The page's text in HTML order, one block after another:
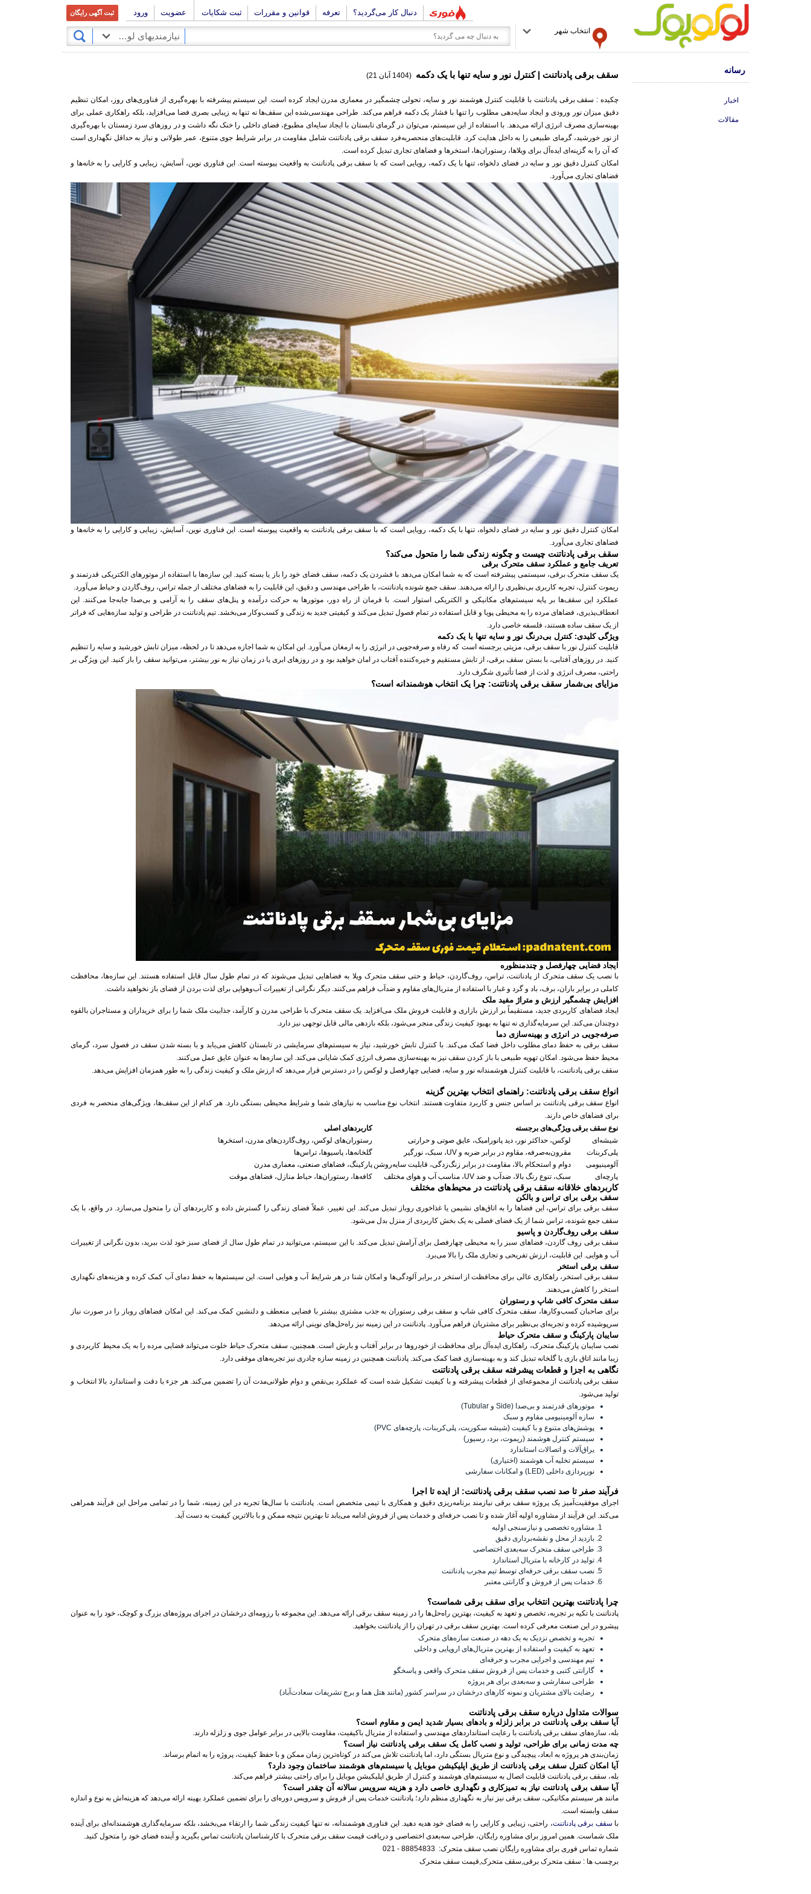
دنبال کار می‌گردید؟ تعرفه قوانین و مقررات ثبت شکایات عضویت ورود ثبت آگهی رایگان
انتخاب شهر
نیازمندیهای لوکوپوک
سقف برقی پادناتنت | کنترل نور و سایه تنها با یک دکمه (1404 آبان 21)
چکیده : سقف برقی پادناتنت با قابلیت کنترل هوشمند نور و سایه، تحولی چشمگیر در معماری مدرن ایجاد کرده است. این سیستم پیشرفته با بهره‌گیری از فناوری‌های روز، امکان تنظیم
دقیق میزان نور ورودی و ایجاد سایه‌دهی مطلوب را تنها با فشار یک دکمه فراهم می‌کند. طراحی مهندسی‌شده این سقف‌ها نه تنها به زیبایی بصری فضا می‌افزاید، بلکه راهکاری عملی برای
بهینه‌سازی مصرف انرژی ارائه می‌دهد. با استفاده از این سیستم، می‌توان در گرمای تابستان با ایجاد سایه‌ای مطبوع، فضای داخلی را خنک نگه داشت و در روزهای سرد زمستان با بهره‌گیری
از نور خورشید، گرمای طبیعی را به داخل هدایت کرد. قابلیت‌های منحصربه‌فرد سقف برقی پادناتنت شامل مقاومت در برابر شرایط جوی متنوع، عمر طولانی و نیاز به حداقل نگهداری است
که آن را به گزینه‌ای ایده‌آل برای ویلاها، رستوران‌ها، استخرها و فضاهای تجاری تبدیل کرده است.
امکان کنترل دقیق نور و سایه در فضای دلخواه، تنها با یک دکمه، رویایی است که با سقف برقی پادناتنت به واقعیت پیوسته است. این فناوری نوین، آسایش، زیبایی و کارایی را به خانه‌ها و
فضاهای تجاری می‌آورد.
امکان کنترل دقیق نور و سایه در فضای دلخواه، تنها با یک دکمه، رویایی است که با سقف برقی پادناتنت به واقعیت پیوسته است. این فناوری نوین، آسایش، زیبایی و کارایی را به خانه‌ها و
فضاهای تجاری می‌آورد.
سقف برقی پادناتنت چیست و چگونه زندگی شما را متحول می‌کند؟
تعریف جامع و عملکرد سقف متحرک برقی
یک سقف متحرک برقی، سیستمی پیشرفته است که به شما امکان می‌دهد با فشردن یک دکمه، سقف فضای خود را باز یا بسته کنید. این سازه‌ها با استفاده از موتورهای الکتریکی قدرتمند و
ریموت کنترل، تجربه کاربری بی‌نظیری را ارائه می‌دهند. سقف جمع شونده پادناتنت، با طراحی مهندسی و دقیق، این قابلیت را به فضاهای مختلف از جمله تراس، روف‌گاردن و حیاط می‌آورد.
عملکرد این سقف‌ها بر پایه سیستم‌های مکانیکی و الکتریکی استوار است. با فرمان از راه دور، موتورها به حرکت درآمده و پنل‌های سقف را به آرامی و بی‌صدا جابه‌جا می‌کنند. این
انعطاف‌پذیری، فضاهای مرده را به محیطی پویا و قابل استفاده در تمام فصول تبدیل می‌کند و کیفیتی جدید به زندگی و کسب‌وکار می‌بخشد. تیم پادناتنت در طراحی و تولید سازه‌هایی که فراتر
از یک سقف ساده هستند، فلسفه خاصی دارد.
ویژگی کلیدی: کنترل بی‌درنگ نور و سایه تنها با یک دکمه
قابلیت کنترل نور با سقف برقی، مزیتی برجسته است که رفاه و صرفه‌جویی در انرژی را به ارمغان می‌آورد. این امکان به شما اجازه می‌دهد تا در لحظه، میزان تابش خورشید و سایه را تنظیم
کنید. در روزهای آفتابی، با بستن سقف برقی، از تابش مستقیم و خیره‌کننده آفتاب در امان خواهید بود و در روزهای ابری یا در زمان نیاز به نور بیشتر، می‌توانید سقف را باز کنید. این ویژگی بر
راحتی، مصرف انرژی و لذت از فضا تأثیری شگرف دارد.
مزایای بی‌شمار سقف برقی پادناتنت: چرا یک انتخاب هوشمندانه است؟
ایجاد فضایی چهارفصل و چندمنظوره
با نصب یک سقف متحرک از پادناتنت، تراس، روف‌گاردن، حیاط و حتی سقف متحرک ویلا به فضاهایی تبدیل می‌شوند که در تمام طول سال قابل استفاده هستند. این سازه‌ها، محافظت
کاملی در برابر باران، برف، باد و گرد و غبار با استفاده از متریال‌های مقاوم و ضدآب فراهم می‌کنند. دیگر نگرانی از تغییرات آب‌وهوایی برای لذت بردن از فضای باز نخواهید داشت.
افزایش چشمگیر ارزش و متراژ مفید ملک
ایجاد فضاهای کاربردی جدید، مستقیماً بر ارزش بازاری و قابلیت فروش ملک می‌افزاید. یک سقف متحرک با طراحی مدرن و کارآمد، جذابیت ملک شما را برای خریداران و مستاجران بالقوه
دوچندان می‌کند. این سرمایه‌گذاری نه تنها به بهبود کیفیت زندگی منجر می‌شود، بلکه بازدهی مالی قابل توجهی نیز دارد.
صرفه‌جویی در انرژی و بهینه‌سازی دما
سقف برقی به حفظ دمای مطلوب داخل فضا کمک می‌کند. با کنترل تابش خورشید، نیاز به سیستم‌های سرمایشی در تابستان کاهش می‌یابد و با بسته شدن سقف در فصول سرد، گرمای
محیط حفظ می‌شود. امکان تهویه طبیعی با باز کردن سقف نیز به بهینه‌سازی مصرف انرژی کمک شایانی می‌کند. این سازه‌ها به عنوان عایق عمل می‌کنند.
سقف برقی پادناتنت، با قابلیت کنترل هوشمندانه نور و سایه، فضایی چهارفصل و لوکس را در دسترس قرار می‌دهد که ارزش ملک و کیفیت زندگی را به طور همزمان افزایش می‌دهد.
انواع سقف برقی پادناتنت: راهنمای انتخاب بهترین گزینه
انواع سقف برقی پادناتنت بر اساس جنس و کاربرد متفاوت هستند. انتخاب نوع مناسب به نیازهای شما و شرایط محیطی بستگی دارد. هر کدام از این سقف‌ها، ویژگی‌های منحصر به فردی
برای فضاهای خاص دارند.
نوع سقف برقیویژگی‌های برجسته
کاربردهای اصلی
شیشه‌ای
لوکس، حداکثر نور، دید پانورامیک، عایق صوتی و حرارتی
رستوران‌های لوکس، روف‌گاردن‌های مدرن، استخرها
پلی‌کربنات
مقرون‌به‌صرفه، مقاوم در برابر ضربه و UV، سبک، نورگیر
گلخانه‌ها، پاسیوها، تراس‌ها
آلومینیومی
دوام و استحکام بالا، مقاومت در برابر زنگ‌زدگی، قابلیت سایه‌روشنپارکینگ، فضاهای صنعتی، معماری مدرن
پارچه‌ای
سبک، تنوع رنگ بالا، ضدآب و ضد UV، مناسب آب و هوای مختلف کافه‌ها، رستوران‌ها، حیاط منازل، فضاهای موقت
کاربردهای خلاقانه سقف برقی پادناتنت در محیط‌های مختلف
سقف برقی برای تراس و بالکن
سقف برقی برای تراس، این فضاها را به اتاق‌های نشیمن یا غذاخوری روباز تبدیل می‌کند. این تغییر، عملاً فضای زندگی را گسترش داده و کاربردهای آن را متحول می‌سازد. در واقع، با یک
سقف جمع شونده، تراس شما از یک فضای فصلی به یک بخش کاربردی از منزل بدل می‌شود.
سقف برقی روف‌گاردن و پاسیو
سقف برقی روف گاردن، فضاهای سبز را به محیطی چهارفصل برای آرامش تبدیل می‌کند. با این سیستم، می‌توانید در تمام طول سال از فضای سبز خود لذت ببرید، بدون نگرانی از تغییرات
آب و هوایی. این قابلیت، ارزش تفریحی و تجاری ملک را بالا می‌برد.
سقف برقی استخر
سقف برقی استخر، راهکاری عالی برای محافظت از استخر در برابر آلودگی‌ها و امکان شنا در هر شرایط آب و هوایی است. این سیستم‌ها به حفظ دمای آب کمک کرده و هزینه‌های نگهداری
استخر را کاهش می‌دهند.
سقف متحرک کافی شاپ و رستوران
برای صاحبان کسب‌وکارها، سقف متحرک کافی شاپ و سقف برقی رستوران به جذب مشتری بیشتر با فضایی منعطف و دلنشین کمک می‌کند. این امکان فضاهای روباز را در صورت نیاز
سرپوشیده کرده و تجربه‌ای بی‌نظیر برای مشتریان فراهم می‌آورد. پادناتنت در این زمینه نیز راه‌حل‌های نوینی ارائه می‌دهد.
سایبان پارکینگ و سقف متحرک حیاط
نصب سایبان پارکینگ متحرک، راهکاری ایده‌آل برای محافظت از خودروها در برابر آفتاب و بارش است. همچنین، سقف متحرک حیاط خلوت می‌تواند فضایی مرده را به یک محیط کاربردی و
زیبا مانند اتاق بازی یا گلخانه تبدیل کند و به بهینه‌سازی فضا کمک می‌کند. پادناتنت همچنین در زمینه سازه چادری نیز تجربه‌های موفقی دارد.
نگاهی به اجزا و قطعات پیشرفته سقف برقی پادناتنت
سقف برقی پادناتنت از مجموعه‌ای از قطعات پیشرفته و با کیفیت تشکیل شده است که عملکرد بی‌نقص و دوام طولانی‌مدت آن را تضمین می‌کند. هر جزء با دقت و استاندارد بالا انتخاب و
تولید می‌شود.
موتورهای قدرتمند و بی‌صدا (Side و Tubular)
سازه آلومینیومی مقاوم و سبک
پوشش‌های متنوع و با کیفیت (شیشه سکوریت، پلی‌کربنات، پارچه‌های PVC)
سیستم کنترل هوشمند (ریموت، برد، رسیور)
یراق‌آلات و اتصالات استاندارد
سیستم تخلیه آب هوشمند (اختیاری)
نورپردازی داخلی (LED) و امکانات سفارشی
فرآیند صفر تا صد نصب سقف برقی پادناتنت: از ایده تا اجرا
اجرای موفقیت‌آمیز یک پروژه سقف برقی نیازمند برنامه‌ریزی دقیق و همکاری با تیمی متخصص است. پادناتنت با سال‌ها تجربه در این زمینه، شما را در تمامی مراحل این فرآیند همراهی
می‌کند. این فرآیند از مشاوره اولیه آغاز شده و تا نصب حرفه‌ای و خدمات پس از فروش ادامه می‌یابد تا بهترین نتیجه ممکن و با بالاترین کیفیت به دست آید.
مشاوره تخصصی و نیازسنجی اولیه
بازدید از محل و نقشه‌برداری دقیق
طراحی سقف متحرک سه‌بعدی اختصاصی
تولید در کارخانه با متریال استاندارد
نصب سقف برقی حرفه‌ای توسط تیم مجرب پادناتنت
خدمات پس از فروش و گارانتی معتبر
چرا پادناتنت بهترین انتخاب برای سقف برقی شماست؟
پادناتنت با تکیه بر تجربه، تخصص و تعهد به کیفیت، بهترین راه‌حل‌ها را در زمینه سقف برقی ارائه می‌دهد. این مجموعه با رزومه‌ای درخشان در اجرای پروژه‌های بزرگ و کوچک، خود را به عنوان
پیشرو در این صنعت معرفی کرده است. بهترین سقف برقی در تهران را از پادناتنت بخواهید.
تجربه و تخصص نزدیک به یک دهه در صنعت سازه‌های متحرک
تعهد به کیفیت و استفاده از بهترین متریال‌های اروپایی و داخلی
تیم مهندسی و اجرایی مجرب و حرفه‌ای
گارانتی کتبی و خدمات پس از فروش سقف متحرک واقعی و پاسخگو
طراحی سفارشی و سه‌بعدی برای هر پروژه
رضایت بالای مشتریان و نمونه کارهای درخشان در سراسر کشور (مانند هتل هما و برج تشریفات سعادت‌آباد)
سوالات متداول درباره سقف برقی پادناتنت
آیا سقف برقی پادناتنت در برابر زلزله و بادهای بسیار شدید ایمن و مقاوم است؟
بله، سازه‌های سقف برقی پادناتنت با رعایت استانداردهای مهندسی و استفاده از متریال باکیفیت، مقاومت بالایی در برابر عوامل جوی و زلزله دارند.
چه مدت زمانی برای طراحی، تولید و نصب کامل یک سقف برقی پادناتنت نیاز است؟
زمان‌بندی هر پروژه به ابعاد، پیچیدگی و نوع متریال بستگی دارد، اما پادناتنت تلاش می‌کند در کوتاه‌ترین زمان ممکن و با حفظ کیفیت، پروژه را به اتمام برساند.
آیا امکان کنترل سقف برقی پادناتنت از طریق اپلیکیشن موبایل یا سیستم‌های هوشمند ساختمان وجود دارد؟
بله، سقف برقی پادناتنت قابلیت اتصال به سیستم‌های هوشمند و کنترل از طریق اپلیکیشن موبایل را برای راحتی بیشتر فراهم می‌کند.
آیا سقف برقی پادناتنت نیاز به تمیزکاری و نگهداری خاصی دارد و هزینه سرویس سالانه آن چقدر است؟
مانند هر سیستم مکانیکی، سقف برقی نیز نیاز به نگهداری منظم دارد؛ پادناتنت خدمات پس از فروش و سرویس دوره‌ای را برای تضمین عملکرد بهینه ارائه می‌دهد که هزینه‌اش به نوع و اندازه
سقف وابسته است.
با سقف برقی پادناتنت، راحتی، زیبایی و کارایی را به فضای خود هدیه دهید. این فناوری هوشمندانه، نه تنها کیفیت زندگی شما را ارتقاء می‌بخشد، بلکه سرمایه‌گذاری هوشمندانه‌ای برای آینده
ملک شماست. همین امروز برای مشاوره رایگان، طراحی سه‌بعدی اختصاصی و دریافت قیمت سقف برقی متحرک با کارشناسان پادناتنت تماس بگیرید و آینده فضای خود را متحول کنید.
شماره تماس فوری برای مشاوره رایگان نصب سقف متحرک:
88854833 - 021
برچسب ها : سقف متحرک برقی,سقف متحرک,قیمت سقف متحرک
رسانه
اخبار
مقالات